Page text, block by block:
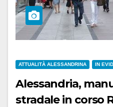
ATTUALITÀ ALESSANDRINA IN
Alessandria,
stradale in corso